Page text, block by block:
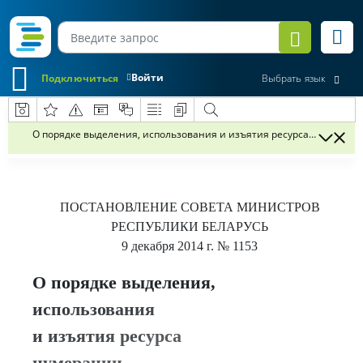
Войти
Подключиться Выбрать язык
О порядке выделения, использования и изъятия ресурса
ПОСТАНОВЛЕНИЕ СОВЕТА МИНИСТРОВ
РЕСПУБЛИКИ БЕЛАРУСЬ
9 декабря 2014 г. № 1153
О порядке выделения,
использования
и изъятия ресурса